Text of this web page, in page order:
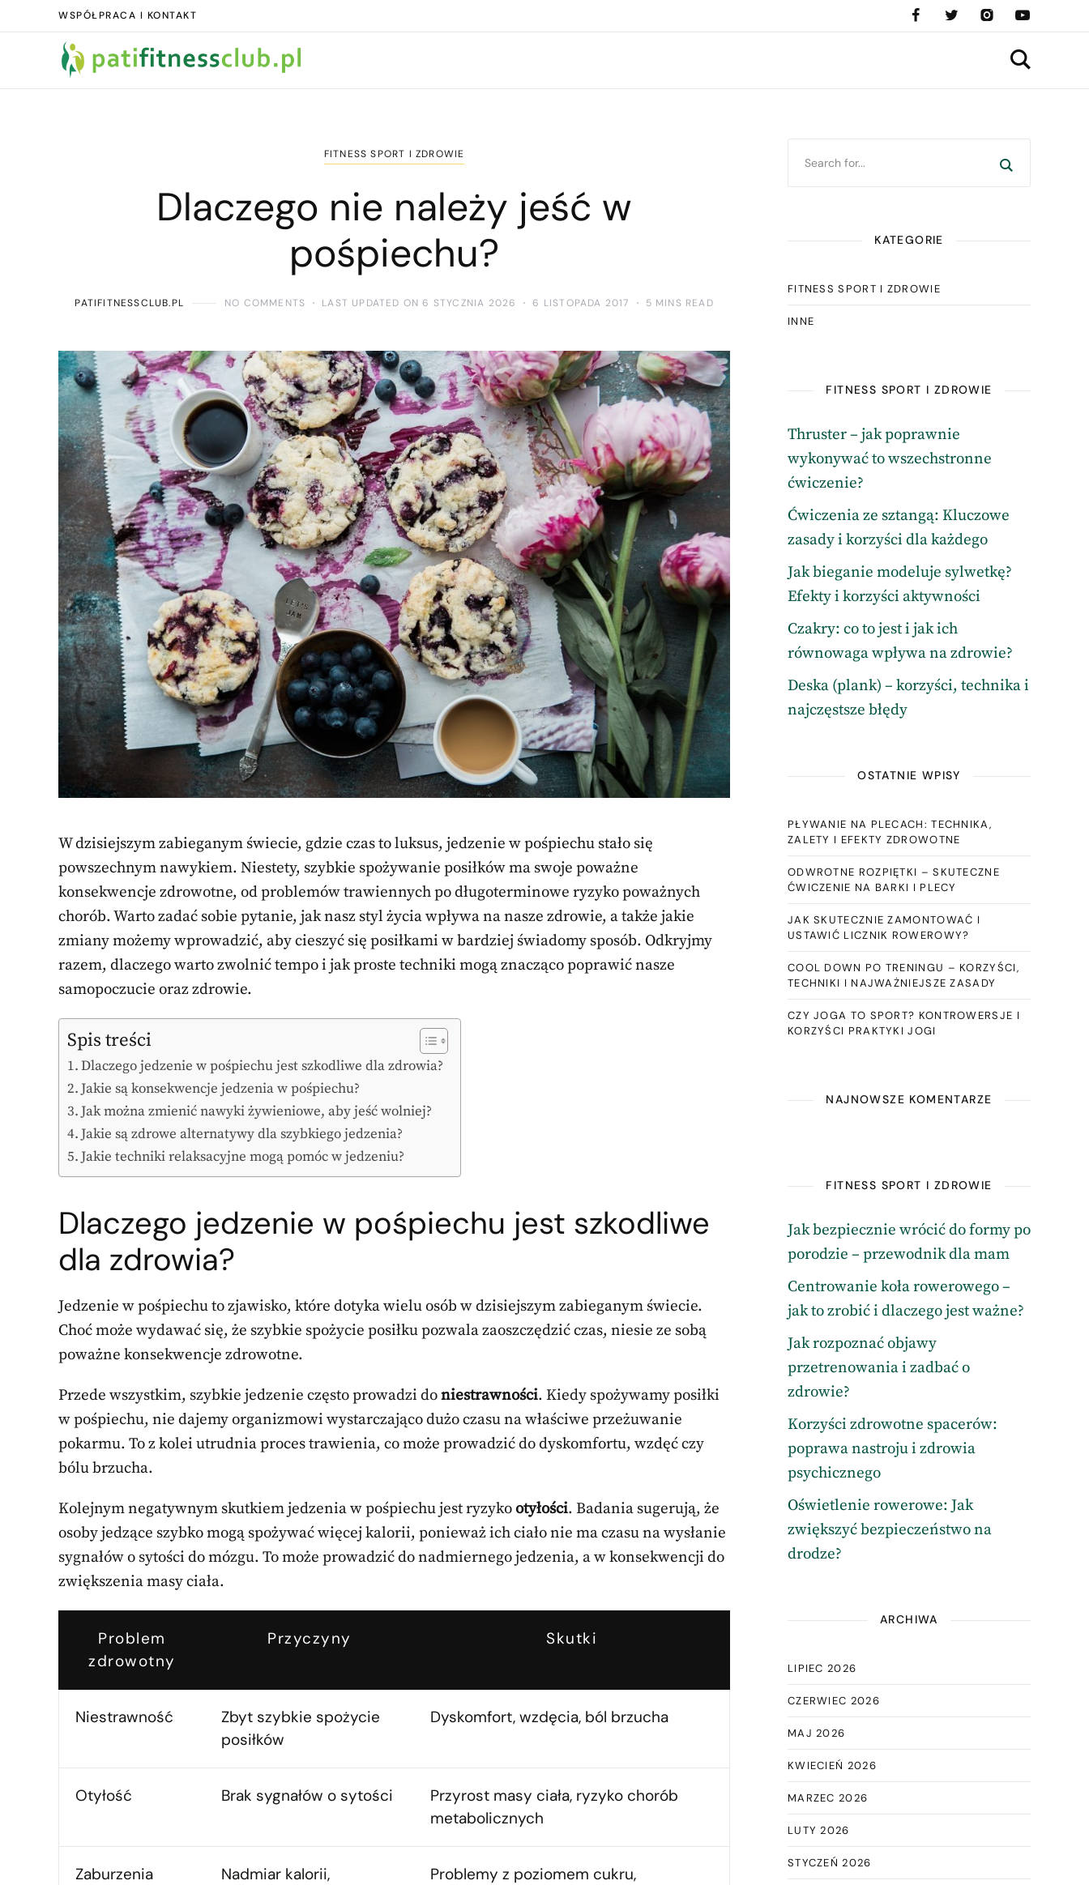
WSPÓŁPRACA I KONTAKT
FITNESS SPORT I ZDROWIE
Dlaczego nie należy jeść w
pośpiechu?
PATIFITNESSCLUB.PL NO COMMENTS LAST UPDATED ON 6 STYCZNIA 2026 6 LISTOPADA 2017 5 MINS READ
W dzisiejszym zabieganym świecie, gdzie czas to luksus, jedzenie w pośpiechu stało się
powszechnym nawykiem. Niestety, szybkie spożywanie posiłków ma swoje poważne
konsekwencje zdrowotne, od problemów trawiennych po długoterminowe ryzyko poważnych
chorób. Warto zadać sobie pytanie, jak nasz styl życia wpływa na nasze zdrowie, a także jakie
zmiany możemy wprowadzić, aby cieszyć się posiłkami w bardziej świadomy sposób. Odkryjmy
razem, dlaczego warto zwolnić tempo i jak proste techniki mogą znacząco poprawić nasze
samopoczucie oraz zdrowie.
Spis treści
Dlaczego jedzenie w pośpiechu jest szkodliwe dla zdrowia?
Jakie są konsekwencje jedzenia w pośpiechu?
Jak można zmienić nawyki żywieniowe, aby jeść wolniej?
Jakie są zdrowe alternatywy dla szybkiego jedzenia?
Jakie techniki relaksacyjne mogą pomóc w jedzeniu?
Dlaczego jedzenie w pośpiechu jest szkodliwe
dla zdrowia?
Jedzenie w pośpiechu to zjawisko, które dotyka wielu osób w dzisiejszym zabieganym świecie.
Choć może wydawać się, że szybkie spożycie posiłku pozwala zaoszczędzić czas, niesie ze sobą
poważne konsekwencje zdrowotne.
Przede wszystkim, szybkie jedzenie często prowadzi doniestrawności. Kiedy spożywamy posiłki
w pośpiechu, nie dajemy organizmowi wystarczająco dużo czasu na właściwe przeżuwanie
pokarmu. To z kolei utrudnia proces trawienia, co może prowadzić do dyskomfortu, wzdęć czy
bólu brzucha.
Kolejnym negatywnym skutkiem jedzenia w pośpiechu jest ryzykootyłości. Badania sugerują, że
osoby jedzące szybko mogą spożywać więcej kalorii, ponieważ ich ciało nie ma czasu na wysłanie
sygnałów o sytości do mózgu. To może prowadzić do nadmiernego jedzenia, a w konsekwencji do
zwiększenia masy ciała.
Problem
zdrowotny
Przyczyny Skutki
Niestrawność
Zbyt szybkie spożycie
posiłków
Dyskomfort, wzdęcia, ból brzucha
Otyłość Brak sygnałów o sytości
Przyrost masy ciała, ryzyko chorób
metabolicznych
Zaburzenia
Nadmiar kalorii,
Problemy z poziomem cukru,
KATEGORIE
FITNESS SPORT I ZDROWIE
INNE
FITNESS SPORT I ZDROWIE
Thruster – jak poprawnie
wykonywać to wszechstronne
ćwiczenie?
Ćwiczenia ze sztangą: Kluczowe
zasady i korzyści dla każdego
Jak bieganie modeluje sylwetkę?
Efekty i korzyści aktywności
Czakry: co to jest i jak ich
równowaga wpływa na zdrowie?
Deska (plank) – korzyści, technika i
najczęstsze błędy
OSTATNIE WPISY
PŁYWANIE NA PLECACH: TECHNIKA,
ZALETY I EFEKTY ZDROWOTNE
ODWROTNE ROZPIĘTKI – SKUTECZNE
ĆWICZENIE NA BARKI I PLECY
JAK SKUTECZNIE ZAMONTOWAĆ I
USTAWIĆ LICZNIK ROWEROWY?
COOL DOWN PO TRENINGU – KORZYŚCI,
TECHNIKI I NAJWAŻNIEJSZE ZASADY
CZY JOGA TO SPORT? KONTROWERSJE I
KORZYŚCI PRAKTYKI JOGI
NAJNOWSZE KOMENTARZE
FITNESS SPORT I ZDROWIE
Jak bezpiecznie wrócić do formy po
porodzie – przewodnik dla mam
Centrowanie koła rowerowego –
jak to zrobić i dlaczego jest ważne?
Jak rozpoznać objawy
przetrenowania i zadbać o
zdrowie?
Korzyści zdrowotne spacerów:
poprawa nastroju i zdrowia
psychicznego
Oświetlenie rowerowe: Jak
zwiększyć bezpieczeństwo na
drodze?
ARCHIWA
LIPIEC 2026
CZERWIEC 2026
MAJ 2026
KWIECIEŃ 2026
MARZEC 2026
LUTY 2026
STYCZEŃ 2026